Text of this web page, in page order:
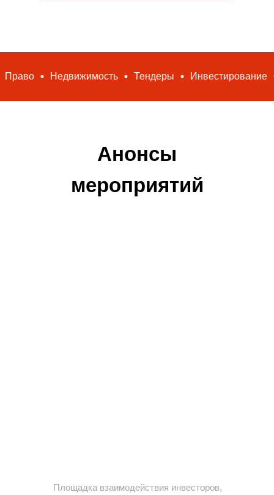
Недвижимость Тендеры Инвестирование
Анонсы
мероприятий
Площадка взаимодействия инвесторов,